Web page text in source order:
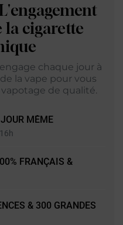
la cigarette
chaque jour à
la vape pour vous
de qualité.
MÊME
FRANÇAIS &
& 300 GRANDES